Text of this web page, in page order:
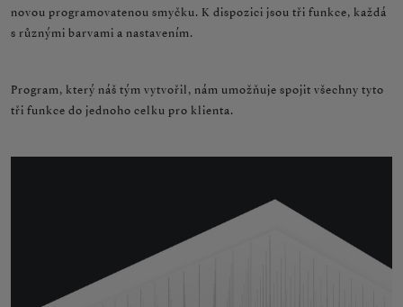
novou programovatenou smyčku. K dispozici jsou tři funkce, každá
s různými barvami a nastavením.
Program, který náš tým vytvořil, nám umožňuje spojit všechny tyto
tři funkce do jednoho celku pro klienta.